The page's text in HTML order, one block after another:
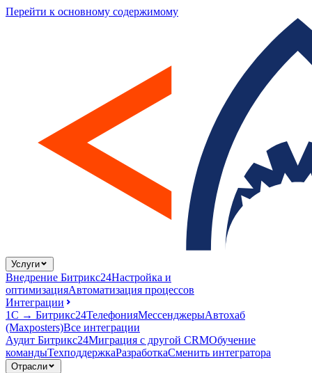
Перейти к основному содержимому
Услуги
Внедрение Битрикс24Настройка и
оптимизацияАвтоматизация процессов
Интеграции
1С → Битрикс24ТелефонияМессенджерыАвтохаб
(Maxposters)Все интеграции
Аудит Битрикс24Миграция с другой CRMОбучение
командыТехподдержкаРазработкаСменить интегратора
Отрасли